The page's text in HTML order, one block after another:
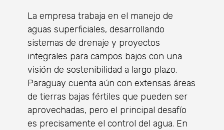
La empresa trabaja en el manejo de
aguas superficiales, desarrollando
sistemas de drenaje y proyectos
integrales para campos bajos con una
visión de sostenibilidad a largo plazo.
Paraguay cuenta aún con extensas áreas
de tierras bajas fértiles que pueden ser
aprovechadas, pero el principal desafío
es precisamente el control del agua. En